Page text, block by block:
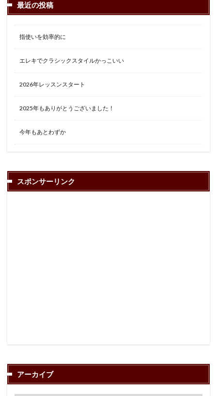
最近の投稿
指使いを効率的に
エレキでクラシックスタイルかっこいい
2026年レッスンスタート
2025年もありがとうございました！
今年もあとわずか
スポンサーリンク
アーカイブ